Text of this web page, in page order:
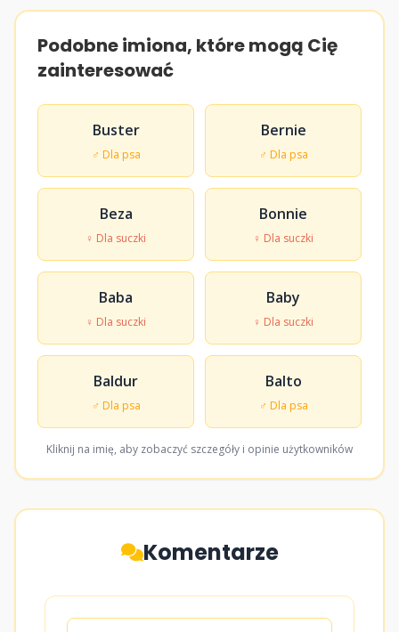
Podobne imiona, które mogą Cię
zainteresować
Buster
♂ Dla psa
Bernie
♂ Dla psa
Beza
♀ Dla suczki
Bonnie
♀ Dla suczki
Baba
♀ Dla suczki
Baby
♀ Dla suczki
Baldur
♂ Dla psa
Balto
♂ Dla psa
Kliknij na imię, aby zobaczyć szczegóły i opinie użytkowników
Komentarze